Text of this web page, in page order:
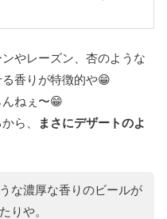
やレーズン、杏のような
香りが特徴的や😁
ねぇ〜😁
ら、
まさにデザートのよ
な濃厚な香りのビールが
りや。